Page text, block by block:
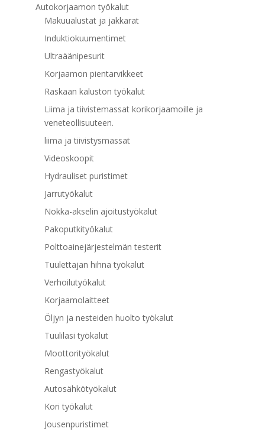
Autokorjaamon työkalut
Makuualustat ja jakkarat
Induktiokuumentimet
Ultraäänipesurit
Korjaamon pientarvikkeet
Raskaan kaluston työkalut
Liima ja tiivistemassat korikorjaamoille ja
veneteollisuuteen.
liima ja tiivistysmassat
Videoskoopit
Hydrauliset puristimet
Jarrutyökalut
Nokka-akselin ajoitustyökalut
Pakoputkityökalut
Polttoainejärjestelmän testerit
Tuulettajan hihna työkalut
Verhoilutyökalut
Korjaamolaitteet
Öljyn ja nesteiden huolto työkalut
Tuulilasi työkalut
Moottorityökalut
Rengastyökalut
Autosähkötyökalut
Kori työkalut
Jousenpuristimet